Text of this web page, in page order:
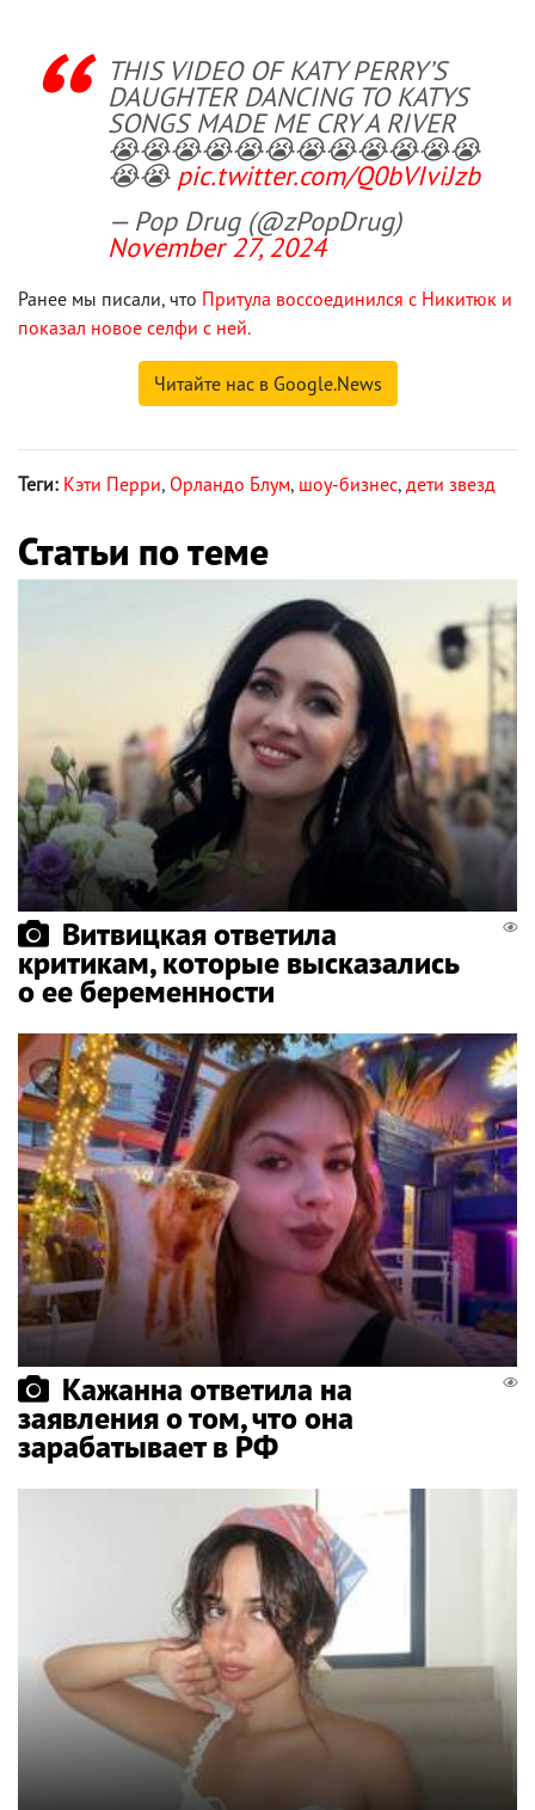
THIS VIDEO OF KATY PERRY’S
DAUGHTER DANCING TO KATYS
SONGS MADE ME CRY A RIVER
😭😭😭😭😭😭😭😭😭😭😭😭
😭😭 pic.twitter.com/Q0bVIviJzb
— Pop Drug (@zPopDrug)
November 27, 2024
Ранее мы писали, что Притула воссоединился с Никитюк и
показал новое селфи с ней.
Читайте нас в Google.News
Теги: Кэти Перри, Орландо Блум, шоу-бизнес, дети звезд
Статьи по теме
Витвицкая ответила
критикам, которые высказались
о ее беременности
Кажанна ответила на
заявления о том, что она
зарабатывает в РФ